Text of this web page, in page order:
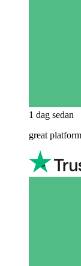
1 dag sedan
great platform